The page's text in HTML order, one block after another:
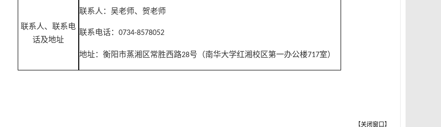
联系人、联系电
话及地址
联系人：吴老师、贺老师
联系电话： 0734-8578052
地址：衡阳市蒸湘区常胜西路28号（南华大学红湘校区第一办公楼717室）
【关闭窗口】